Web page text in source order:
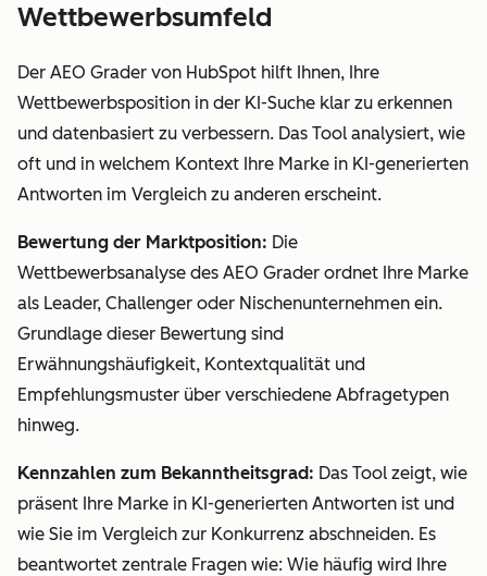
Wettbewerbsumfeld
Der AEO Grader von HubSpot hilft Ihnen, Ihre
Wettbewerbsposition in der KI-Suche klar zu erkennen
und datenbasiert zu verbessern. Das Tool analysiert, wie
oft und in welchem Kontext Ihre Marke in KI-generierten
Antworten im Vergleich zu anderen erscheint.
Bewertung der Marktposition: Die
Wettbewerbsanalyse des AEO Grader ordnet Ihre Marke
als Leader, Challenger oder Nischenunternehmen ein.
Grundlage dieser Bewertung sind
Erwähnungshäufigkeit, Kontextqualität und
Empfehlungsmuster über verschiedene Abfragetypen
hinweg.
Kennzahlen zum Bekanntheitsgrad: Das Tool zeigt, wie
präsent Ihre Marke in KI-generierten Antworten ist und
wie Sie im Vergleich zur Konkurrenz abschneiden. Es
beantwortet zentrale Fragen wie: Wie häufig wird Ihre